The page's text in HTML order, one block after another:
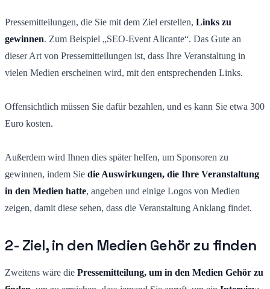
Pressemitteilungen, die Sie mit dem Ziel erstellen, Links zu
gewinnen. Zum Beispiel „SEO-Event Alicante“. Das Gute an
dieser Art von Pressemitteilungen ist, dass Ihre Veranstaltung in
vielen Medien erscheinen wird, mit den entsprechenden Links.
Offensichtlich müssen Sie dafür bezahlen, und es kann Sie etwa 300
Euro kosten.
Außerdem wird Ihnen dies später helfen, um Sponsoren zu
gewinnen, indem Sie die Auswirkungen, die Ihre Veranstaltung
in den Medien hatte, angeben und einige Logos von Medien
zeigen, damit diese sehen, dass die Veranstaltung Anklang findet.
2- Ziel, in den Medien Gehör zu finden
Zweitens wäre die Pressemitteilung, um in den Medien Gehör zu